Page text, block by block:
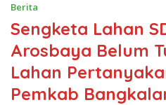
Berita
Sengketa Lahan
Arosbaya Belum
Lahan
Pemkab